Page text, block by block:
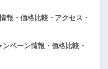
・価格比較・アクセス・
ペーン情報・価格比較・